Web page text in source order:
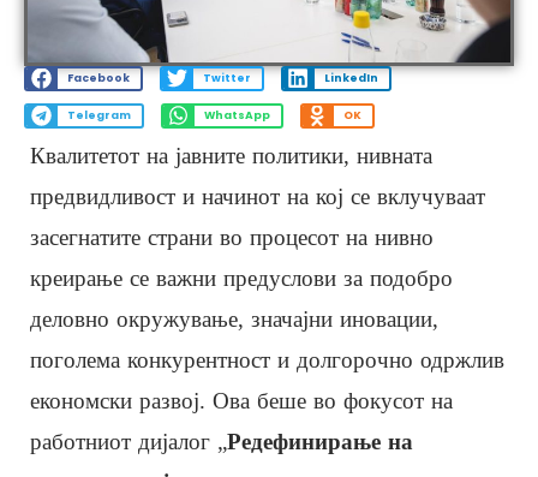
Facebook Twitter LinkedIn
Telegram WhatsApp OK
Квалитетот на јавните политики, нивната
предвидливост и начинот на кој се вклучуваат
засегнатите страни во процесот на нивно
креирање се важни предуслови за подобро
деловно окружување, значајни иновации,
поголема конкурентност и долгорочно одржлив
економски развој. Ова беше во фокусот на
работниот дијалог „Редефинирање на